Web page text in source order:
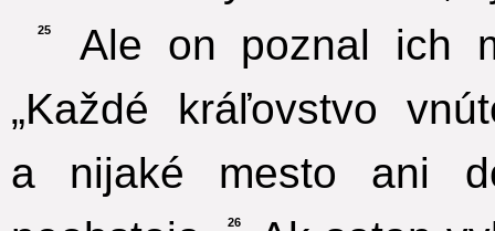
25
Ale on poznal ich
„Každé kráľovstvo
a nijaké mesto ani
26